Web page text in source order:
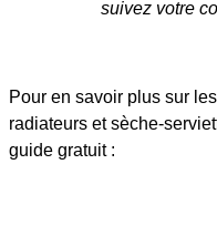
suivez votre
Pour en savoir plus sur
radiateurs et sèche-
guide gratuit :